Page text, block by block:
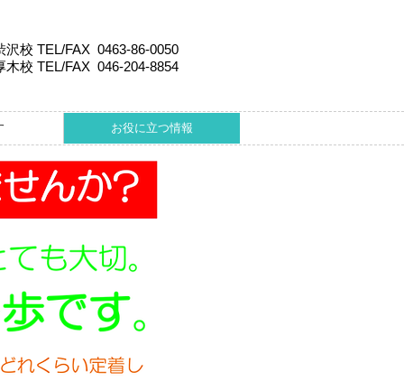
沢校 TEL/FAX 0463-86-0050
木校 TEL/FAX 046-204-8854
お役に立つ情報